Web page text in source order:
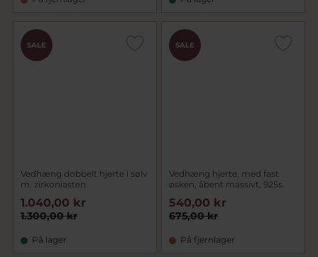
SALE
Vedhæng dobbelt hjerte i sølv
m. zirkoniasten
1.300,00 kr
1.040,00 kr
På lager
SALE
Vedhæng hjerte, med fast
øsken, åbent massivt, 925s.
675,00 kr
540,00 kr
På fjernlager